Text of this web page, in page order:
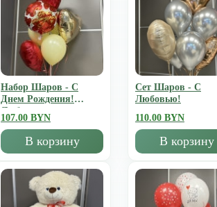
Набор Шаров - С
Днем Рождения!
Люблю
107.00 BYN
В корзину
Сет Шаров - С
Любовью!
110.00 BYN
В корзину